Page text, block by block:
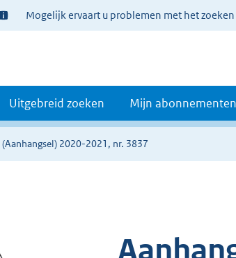
Mogelijk ervaart u problemen met het
Uitgebreid zoeken Mijn abonnementen
(Aanhangsel) 2020-2021, nr. 3837